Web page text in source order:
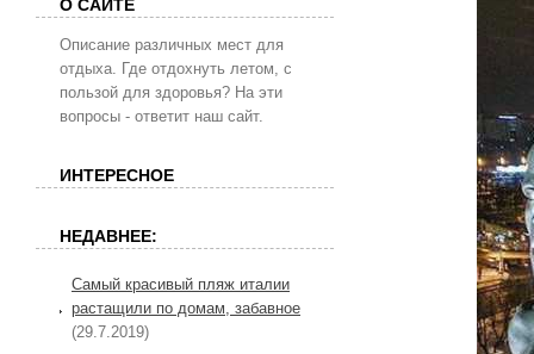
О САЙТЕ
Описание различных мест для
отдыха. Где отдохнуть летом, с
пользой для здоровья? На эти
вопросы - ответит наш сайт.
ИНТЕРЕСНОЕ
НЕДАВНЕЕ:
Самый красивый пляж италии
растащили по домам, забавное
(29.7.2019)